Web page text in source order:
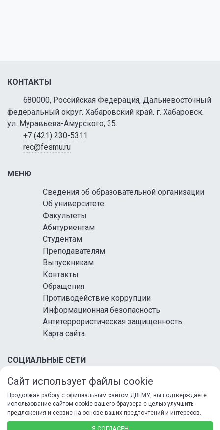
КОНТАКТЫ
680000, Российская Федерация, Дальневосточный
федеральный округ, Хабаровский край, г. Хабаровск,
ул. Муравьева-Амурского, 35.
+7 (421) 230-5311
rec@fesmu.ru
МЕНЮ
Сведения об образовательной организации
Об университете
Факультеты
Абитуриентам
Студентам
Преподавателям
Выпускникам
Контакты
Обращения
Противодействие коррупции
Информационная безопасность
Антитеррористическая защищенность
Карта сайта
СОЦИАЛЬНЫЕ СЕТИ
Сайт использует файлы cookie
Продолжая работу с официальным сайтом ДВГМУ, вы подтверждаете
использование сайтом cookie вашего браузера с целью улучшить
предложения и сервис на основе ваших предпочтений и интересов.
Я СОГЛАСЕН